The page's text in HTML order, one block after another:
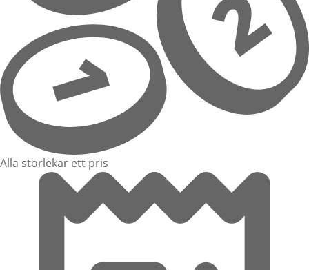
Alla storlekar ett pris